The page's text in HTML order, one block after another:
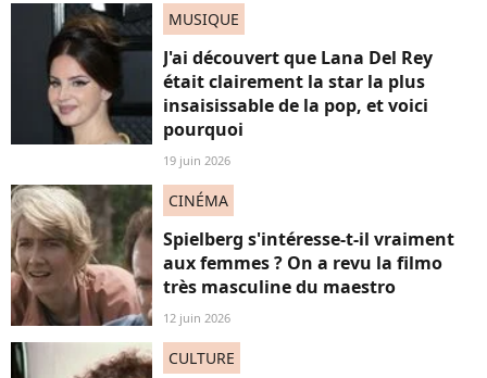
MUSIQUE
J'ai découvert que Lana Del Rey
était clairement la star la plus
insaisissable de la pop, et voici
pourquoi
19 juin 2026
CINÉMA
Spielberg s'intéresse-t-il vraiment
aux femmes ? On a revu la filmo
très masculine du maestro
12 juin 2026
CULTURE